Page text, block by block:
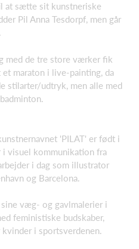
at sætte sit kunstneriske
Pil Anna Tesdorpf, men går
med de tre store værker fik
maraton i live-painting, da
stilarter/udtryk, men alle med
'PILAT' er født i
i visuel kommunikation fra
i dag som illustrator
og Barcelona.
væg- og gavlmalerier i
feministiske budskaber,
i sportsverdenen.